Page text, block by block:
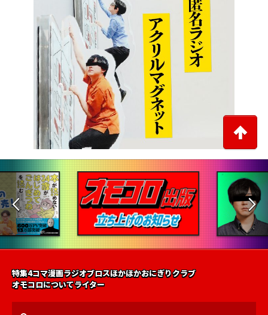
特集4コマ漫画ラジオブロスほかほかおにぎりクラブ
オモコロについてライター